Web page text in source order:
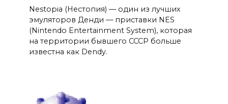
Nestopia (Нестопия) — один из лучших
эмуляторов Денди — приставки NES
(Nintendo Entertainment System), которая
на территории бывшего СССР больше
известна как Dendy.